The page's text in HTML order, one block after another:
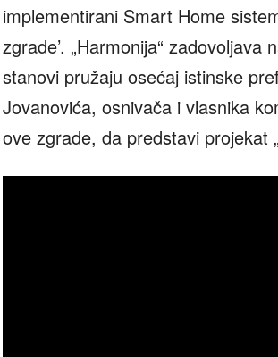
implementirani Smart Home
zgrade’. „Harmonija“
stanovi pružaju osećaj istinske
Jovanovića, osnivača i vlasnika
ove zgrade, da predstavi projekat